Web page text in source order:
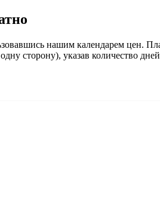
нашим календарем цен.
сторону), указав количество